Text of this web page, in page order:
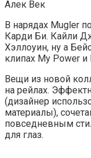
Алек Век
В нарядах Mugler
Карди Би. Кайли
Хэллоуин, ну а
клипах My Power и
Вещи из новой
на рейлах.
(дизайнер
материалы),
повседневным
для глаз.